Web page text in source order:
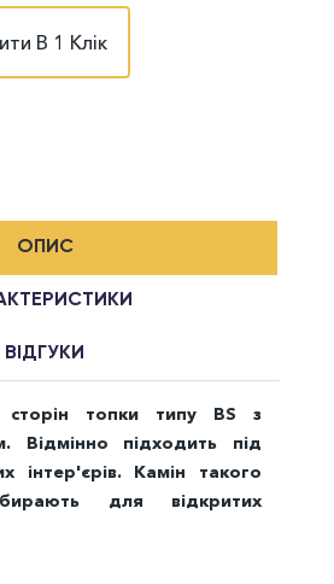
В 1 Клік
ОПИС
ВІДГУКИ
сторін топки типу ВS з
Відмінно підходить під
інтер'єрів. Камін такого
для відкритих